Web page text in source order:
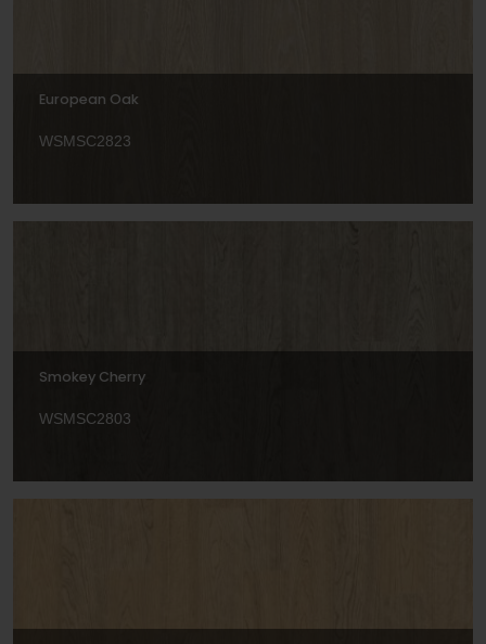
European Oak
WSMSC2823
Smokey Cherry
WSMSC2803